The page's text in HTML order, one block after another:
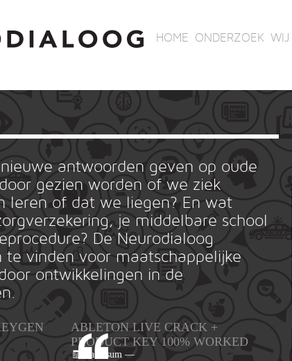
HOME ONDERZOEK WIJ
antwoorden geven op oude
gezien worden of we ziek
leren of dat we liegen? En wat
je middelbare school
De Neurodialoog
vinden voor maatschappelijke
ontwikkelingen in de
ABLETON LIVE CRACK +
PRODUCT KEY 100% WORKED
🧾 Hash-sum —